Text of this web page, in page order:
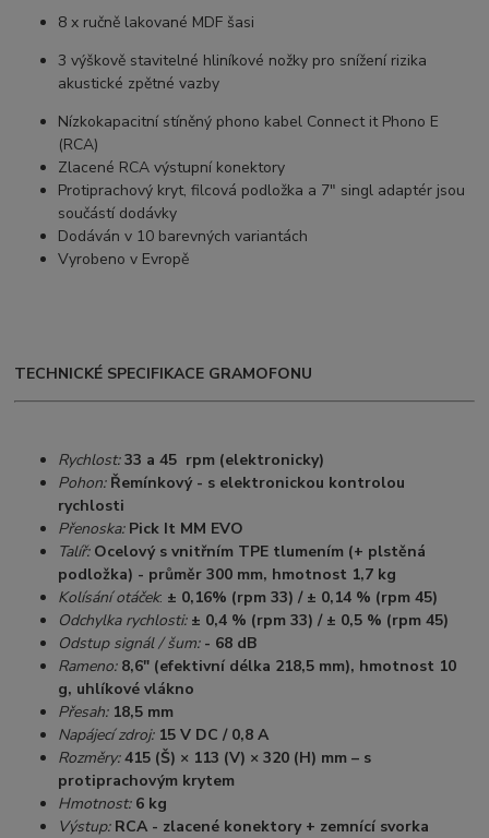
8 x ručně lakované MDF šasi
3 výškově stavitelné hliníkové nožky pro snížení rizika
akustické zpětné vazby
Nízkokapacitní stíněný phono kabel Connect it Phono E
(RCA)
Zlacené RCA výstupní konektory
Protiprachový kryt, filcová podložka a 7" singl adaptér jsou
součástí dodávky
Dodáván v 10 barevných variantách
Vyrobeno v Evropě
TECHNICKÉ SPECIFIKACE GRAMOFONU
Rychlost:33 a 45 rpm (elektronicky)
Pohon:Řemínkový - s elektronickou kontrolou
rychlosti
Přenoska:Pick It MM EVO
Talíř:Ocelový s vnitřním TPE tlumením (+ plstěná
podložka) - průměr 300 mm, hmotnost 1,7 kg
Kolísání otáček: ± 0,16% (rpm 33) / ± 0,14 % (rpm 45)
Odchylka rychlosti:± 0,4 % (rpm 33) / ± 0,5 % (rpm 45)
Odstup signál / šum:- 68 dB
Rameno:8,6" (efektivní délka 218,5 mm), hmotnost 10
g, uhlíkové vlákno
Přesah:18,5 mm
Napájecí zdroj:15 V DC / 0,8 A
Rozměry:415 (Š) × 113 (V) × 320 (H) mm – s
protiprachovým krytem
Hmotnost:6 kg
Výstup:RCA - zlacené konektory + zemnící svorka